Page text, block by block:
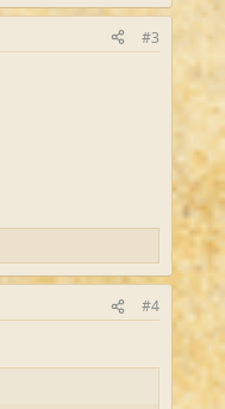
#3
#4